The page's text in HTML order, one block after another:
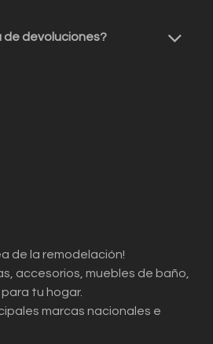
de devoluciones?
de la remodelación!
accesorios, muebles de baño,
tu hogar.
marcas nacionales e